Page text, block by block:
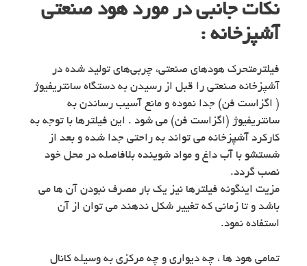
نکات جانبی در مورد هود صنعتی
آشپزخانه :
فیلترمتحرک هودهای صنعتی، چربی‌های تولید شده در
آشپزخانه صنعتی را قبل از رسیدن به دستگاه سانتریفیوژ
( اگزاست فن) جدا نموده و مانع آسیب رساندن به
سانتریفیوژ (اگزاست فن) می شود . این فیلترها با توجه به
کارکرد آشپزخانه می تواند به راحتی جدا شده و بعد از
شستشو با آب داغ و مواد شوینده بلافاصله در محل خود
نصب گردد.
مزیت اینگونه فیلترها نیز یک بار مصرف نبودن آن ها می
باشد و تا زمانی که تغییر شکل ندهند می توان از آن
استفاده نمود.
تمامی هود ها ، چه دیواری و چه مرکزی به وسیله کانال